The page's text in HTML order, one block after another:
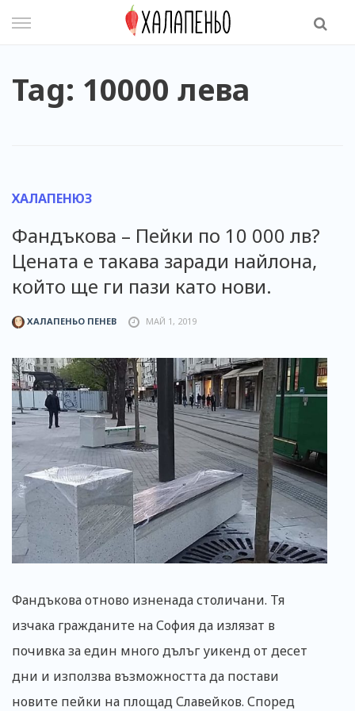
Tag: 10000 лева
ХАЛАПЕНЮЗ
Фандъкова – Пейки по 10 000 лв?
Цената е такава заради найлона,
който ще ги пази като нови.
ХАЛАПЕНЬО ПЕНЕВ МАЙ 1, 2019
Фандъкова отново изненада столичани. Тя
изчака гражданите на София да излязат в
почивка за един много дълъг уикенд от десет
дни и използва възможността да постави
новите пейки на площад Славейков. Според